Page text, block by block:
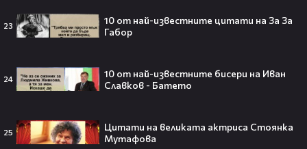
23
10 от най-известните цитати на За За
Габор
24
10 от най-известните бисери на Иван
Славков - Батето
25
Цитати на великата актриса Стоянка
Мутафова
Ариана Гранде изчезва?!